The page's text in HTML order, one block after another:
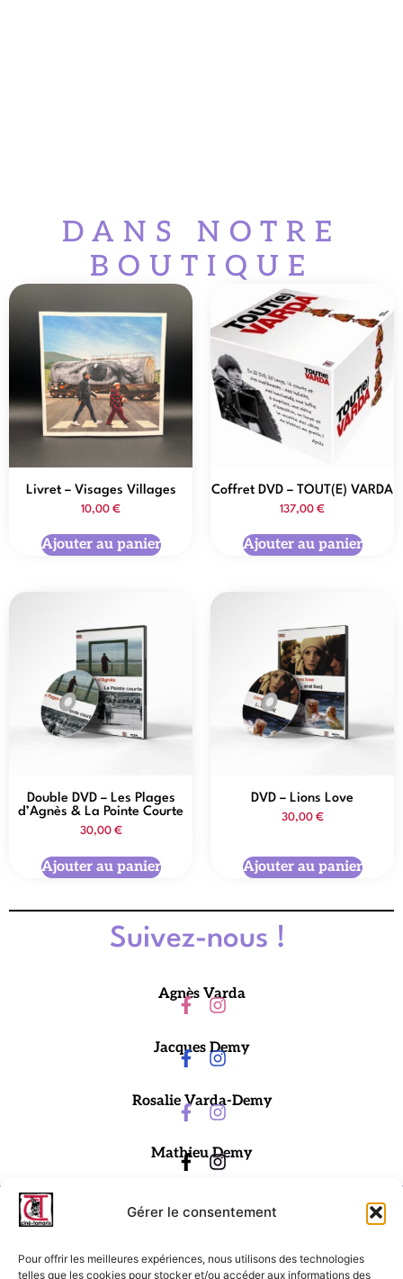
Gérer le consentement
Pour offrir les meilleures expériences, nous utilisons des technologies
telles que les cookies pour stocker et/ou accéder aux informations des
DANS NOTRE
BOUTIQUE
Livret – Visages Villages
10,00 €
Ajouter au panier
Coffret DVD – TOUT(E) VARDA
137,00 €
Ajouter au panier
Double DVD – Les Plages
d’Agnès & La Pointe Courte
30,00 €
Ajouter au panier
DVD – Lions Love
30,00 €
Ajouter au panier
Suivez-nous !
Agnès Varda
Jacques Demy
Rosalie Varda-Demy
Mathieu Demy